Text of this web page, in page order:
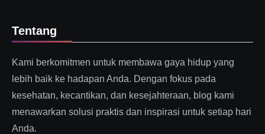
Tentang
Kami berkomitmen untuk membawa gaya hidup yang
lebih baik ke hadapan Anda. Dengan fokus pada
kesehatan, kecantikan, dan kesejahteraan, blog kami
menawarkan solusi praktis dan inspirasi untuk setiap hari
Anda.